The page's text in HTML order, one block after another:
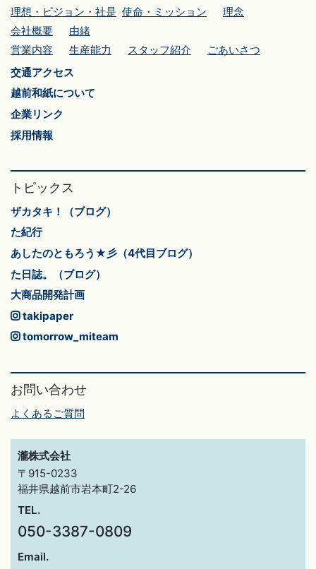
理想・ビジョン・社是 使命・ミッション
理念
会社概要
由緒
営業内容
生産能力 スタッフ紹介
ごあいさつ
交通アクセス
越前和紙について
企業リンク
採用情報
トピックス
ザカタキ！（ブログ）
た紀行
あしたのともろう★彡（4代目ブログ）
た日誌。（ブログ）
大商品開発計画
takipaper
tomorrow_miteam
お問い合わせ
よくあるご質問
瀧株式会社
〒915-0233
福井県越前市岩本町2-26
TEL.
050-3387-0809
Email.